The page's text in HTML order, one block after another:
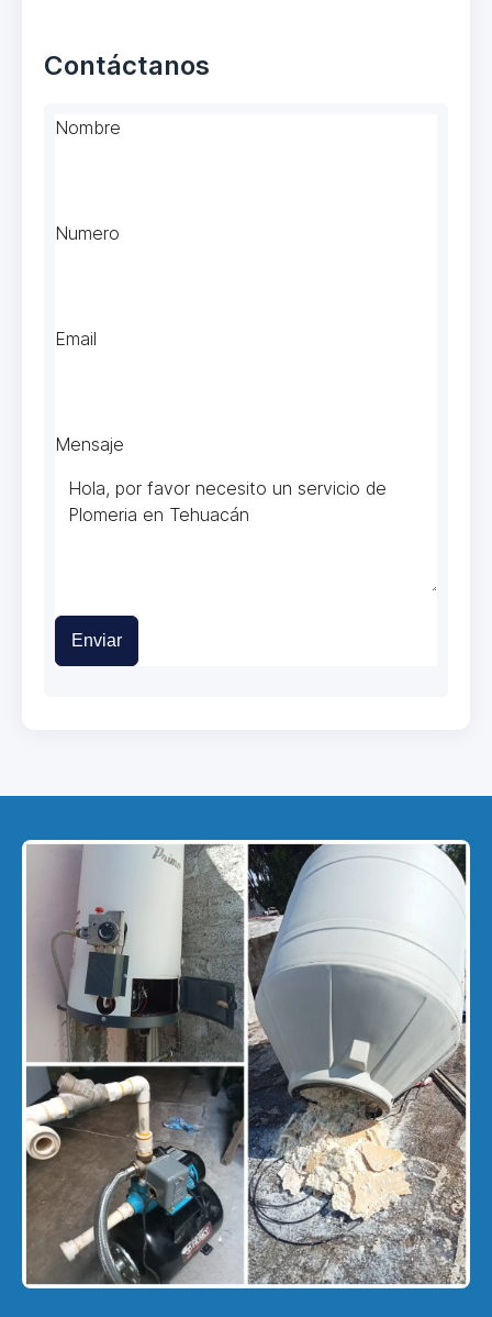
Contáctanos
Nombre
Numero
Email
Mensaje
Enviar